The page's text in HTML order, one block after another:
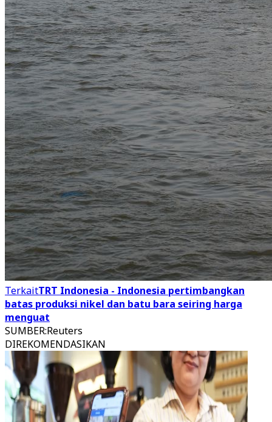
TerkaitTRT Indonesia - Indonesia pertimbangkan
batas produksi nikel dan batu bara seiring harga
menguat
SUMBER:Reuters
DIREKOMENDASIKAN